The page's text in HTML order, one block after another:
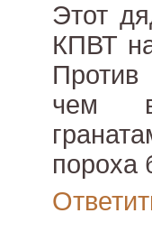
Этот
КПВТ
Против
чем
пороха